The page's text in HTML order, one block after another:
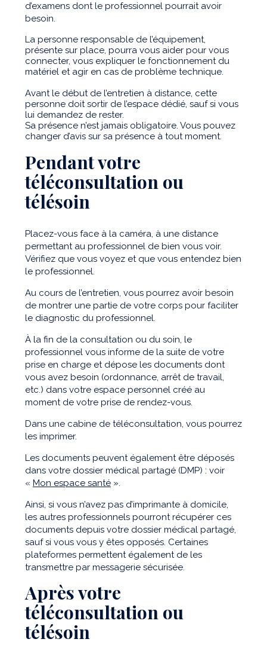
d’examens dont le professionnel pourrait avoir
besoin.
La personne responsable de l’équipement,
présente sur place, pourra vous aider pour vous
connecter, vous expliquer le fonctionnement du
matériel et agir en cas de problème technique.
Avant le début de l’entretien à distance, cette
personne doit sortir de l’espace dédié, sauf si vous
lui demandez de rester.
Sa présence n’est jamais obligatoire. Vous pouvez
changer d’avis sur sa présence à tout moment.
Pendant votre
téléconsultation ou
télésoin
Placez-vous face à la caméra, à une distance
permettant au professionnel de bien vous voir.
Vérifiez que vous voyez et que vous entendez bien
le professionnel.
Au cours de l’entretien, vous pourrez avoir besoin
de montrer une partie de votre corps pour faciliter
le diagnostic du professionnel.
À la fin de la consultation ou du soin, le
professionnel vous informe de la suite de votre
prise en charge et dépose les documents dont
vous avez besoin (ordonnance, arrêt de travail,
etc.) dans votre espace personnel créé au
moment de votre prise de rendez-vous.
Dans une cabine de téléconsultation, vous pourrez
les imprimer.
Les documents peuvent également être déposés
dans votre dossier médical partagé (DMP) : voir
« Mon espace santé ».
Ainsi, si vous n’avez pas d’imprimante à domicile,
les autres professionnels pourront récupérer ces
documents depuis votre dossier médical partagé,
sauf si vous vous y êtes opposés. Certaines
plateformes permettent également de les
transmettre par messagerie sécurisée.
Après votre
téléconsultation ou
télésoin